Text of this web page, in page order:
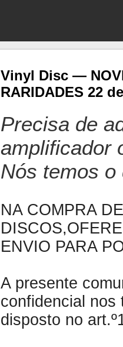
Vinyl Disc —
RARIDADES 22
Precisa de
amplificador
Nós temos o
NA COMPRA
ENVIO PARA
A presente
confidencial nos
disposto no